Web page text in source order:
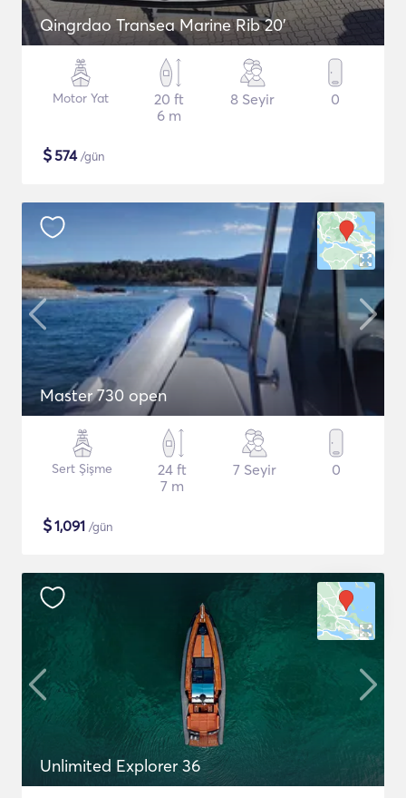
Qingrdao Transea Marine Rib 20'
Motor Yat
20 ft
6 m
8 Seyir 0
$574/gün
Master 730 open
Sert Şişme
24 ft
7 m
7 Seyir 0
$1,091 /gün
Unlimited Explorer 36